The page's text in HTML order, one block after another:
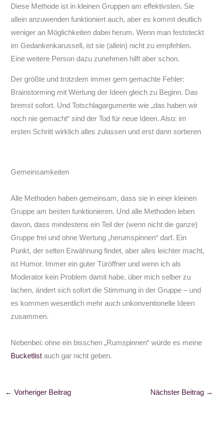
Diese Methode ist in kleinen Gruppen am effektivsten. Sie
allein anzuwenden funktioniert auch, aber es kommt deutlich
weniger an Möglichkeiten dabei herum. Wenn man feststeckt
im Gedankenkarussell, ist sie (allein) nicht zu empfehlen.
Eine weitere Person dazu zunehmen hilft aber schon.
Der größte und trotzdem immer gern gemachte Fehler:
Brainstorming mit Wertung der Ideen gleich zu Beginn. Das
bremst sofort. Und Totschlagargumente wie „das haben wir
noch nie gemacht“ sind der Tod für neue Ideen. Also: im
ersten Schritt wirklich alles zulassen und erst dann sortieren
Gemeinsamkeiten
Alle Methoden haben gemeinsam, dass sie in einer kleinen
Gruppe am besten funktionieren. Und alle Methoden leben
davon, dass mindestens ein Teil der (wenn nicht die ganze)
Gruppe frei und ohne Wertung „herumspinnen“ darf. Ein
Punkt, der selten Erwähnung findet, aber alles leichter macht,
ist Humor. Immer ein guter Türöffner und wenn ich als
Moderator kein Problem damit habe, über mich selber zu
lachen, ändert sich sofort die Stimmung in der Gruppe – und
es kommen wesentlich mehr auch unkonventionelle Ideen
zusammen.
Nebenbei: ohne ein bisschen „Rumspinnen“ würde es meine
Bucketlist auch gar nicht geben.
← Vorheriger Beitrag Nächster Beitrag →